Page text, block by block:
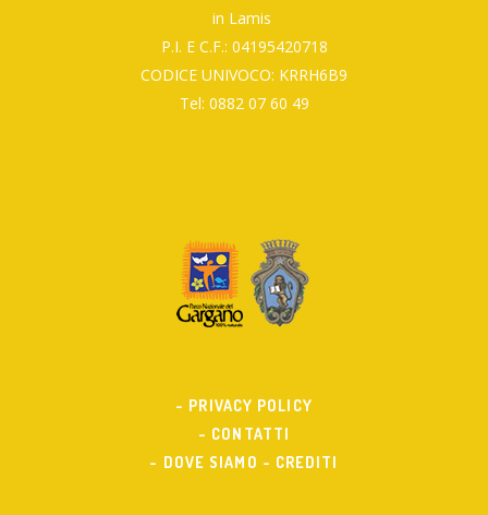
in Lamis
P.I. E C.F.: 04195420718
CODICE UNIVOCO: KRRH6B9
Tel: 0882 07 60 49
- PRIVACY POLICY
- CONTATTI
- DOVE SIAMO - CREDITI